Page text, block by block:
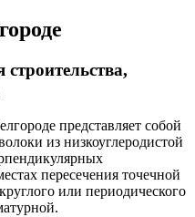
представляет собой
из низкоуглеродистой
пересечения точечной
или периодического